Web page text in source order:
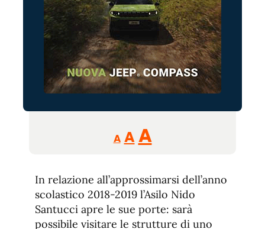
A
Reducir
tamaño
A Restablecer
de
fuente
AAumentar
de
fuente.
In relazione all’approssimarsi dell’anno
scolastico 2018-2019 l’Asilo Nido
Santucci apre le sue porte: sarà
possibile visitare le strutture di uno